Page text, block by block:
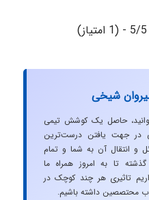
5/5 - (1 امتیاز)
شیخی
حاصل یک کوشش تیمی
در جهت یافتن درست‌ترین
و انتقال آن به شما و تمام
تا به امروز همراه ما
تاثیری هر چند کوچک در
محتصصین داشته باشیم.